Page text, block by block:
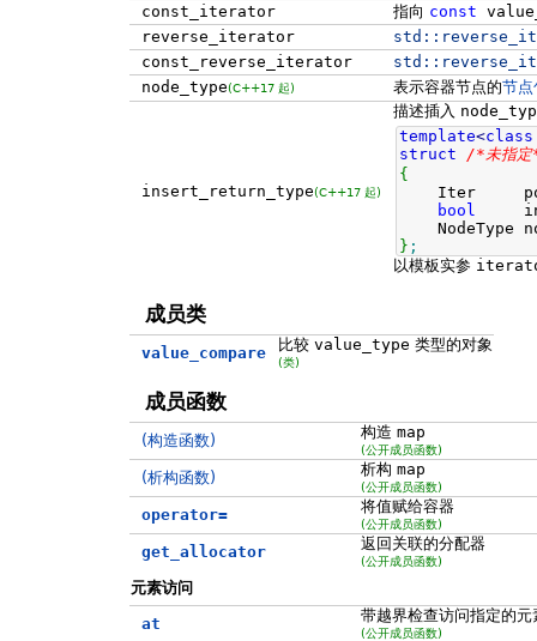
const_iterator
指向 const
reverse_iterator
std::
const_reverse_iterator
std::
node_type(C++17 起) 表示容器节点的节点
insert_return_type(C++17 起)
描述插入
template<class
struct
/*未指
{
Iter
bool
NodeType
} ;
以模板实参
成员类
value_compare 比较 value_type 类型的对象
(类)
成员函数
(构造函数) 构造 map
(公开成员函数)
(析构函数) 析构 map
(公开成员函数)
operator= 将值赋给容器
(公开成员函数)
get_allocator 返回关联的分配器
(公开成员函数)
元素访问
at
带越界检查访问指定的元
(公开成员函数)